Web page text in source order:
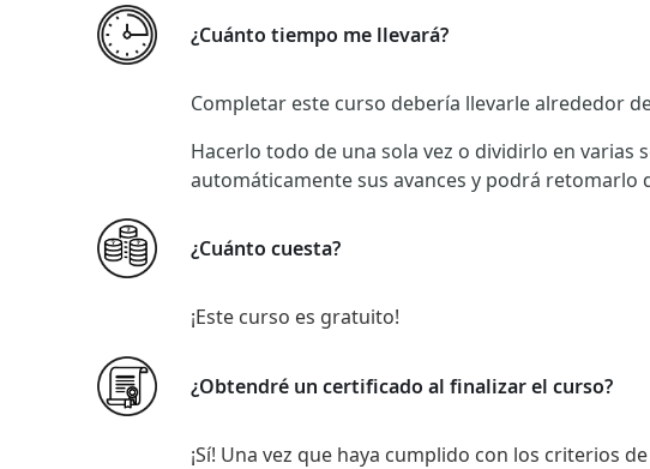
¿Cuánto tiempo me llevará?
Completar este curso debería llevarle alrededor
Hacerlo todo de una sola vez o dividirlo en varias
automáticamente sus avances y podrá retomarlo
¿Cuánto cuesta?
¡Este curso es gratuito!
¿Obtendré un certificado al finalizar el curso?
¡Sí! Una vez que haya cumplido con los criterios